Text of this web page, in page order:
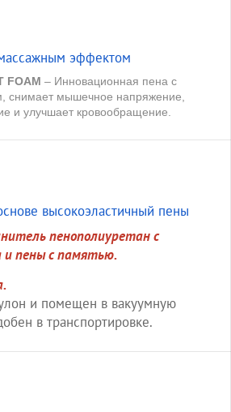
эффектом
FOAM – Инновационная пена с
снимает мышечное напряжение,
и улучшает кровообращение.
высокоэластичный пены
пенополиуретан с
и пены с памятью.
и помещен в вакуумную
в транспортировке.